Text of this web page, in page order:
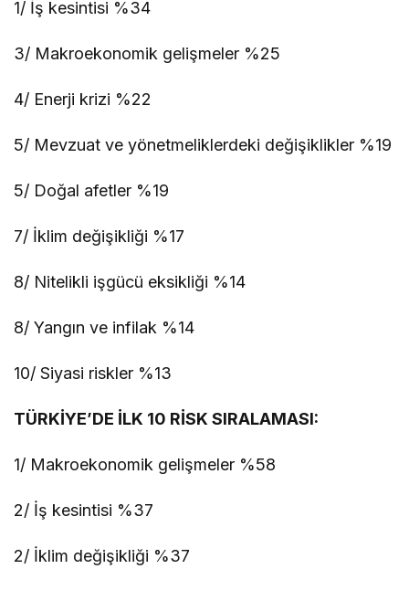
1/ İş kesintisi %34
3/ Makroekonomik gelişmeler %25
4/ Enerji krizi %22
5/ Mevzuat ve yönetmeliklerdeki değişiklikler %19
5/ Doğal afetler %19
7/ İklim değişikliği %17
8/ Nitelikli işgücü eksikliği %14
8/ Yangın ve infilak %14
10/ Siyasi riskler %13
TÜRKİYE’DE İLK 10 RİSK SIRALAMASI:
1/ Makroekonomik gelişmeler %58
2/ İş kesintisi %37
2/ İklim değişikliği %37